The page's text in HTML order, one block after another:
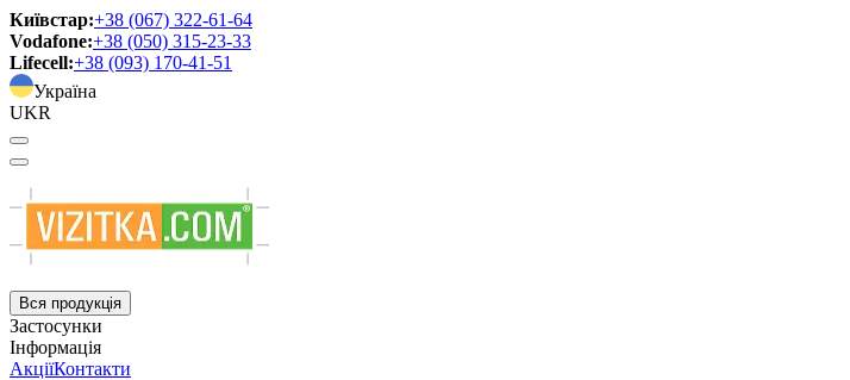
Київстар:+38 (067) 322-61-64
Vodafone:+38 (050) 315-23-33
Lifecell:+38 (093) 170-41-51
Україна
UKR
Вся продукція
Застосунки
Інформація
АкціїКонтакти